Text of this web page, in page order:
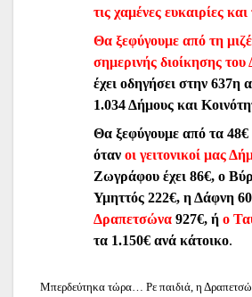
τις χαμένες ευκαιρίες
Θα ξεφύγουμε από τη
σημερινής διοίκησης
έχει οδηγήσει στην 637η
1.034 Δήμους και
Θα ξεφύγουμε από τα
όταν οι γειτονικοί μας
Ζωγράφου έχει 86€, ο
Υμηττός 222€, η Δάφνη
Δραπετσώνα 927€, ή ο
τα 1.150€ ανά κάτοικο.
Μπερδεύτηκα τώρα… Ρε παιδιά, η